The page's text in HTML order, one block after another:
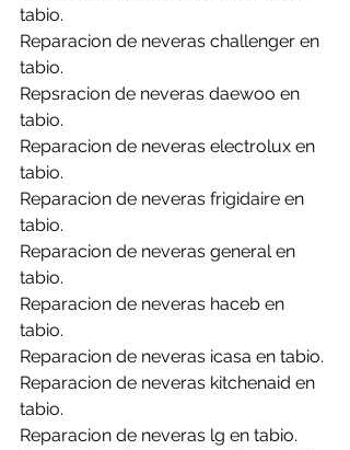
tabio.
Reparacion de neveras challenger en
tabio.
Repsracion de neveras daewoo en
tabio.
Reparacion de neveras electrolux en
tabio.
Reparacion de neveras frigidaire en
tabio.
Reparacion de neveras general en
tabio.
Reparacion de neveras haceb en
tabio.
Reparacion de neveras icasa en tabio.
Reparacion de neveras kitchenaid en
tabio.
Reparacion de neveras lg en tabio.